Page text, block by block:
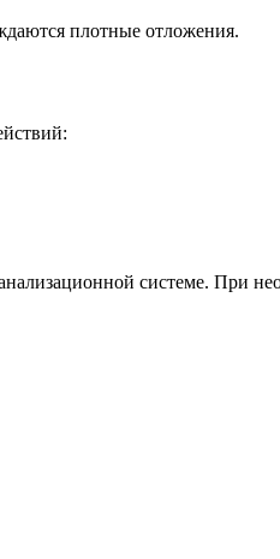
плотные отложения.
системе. При